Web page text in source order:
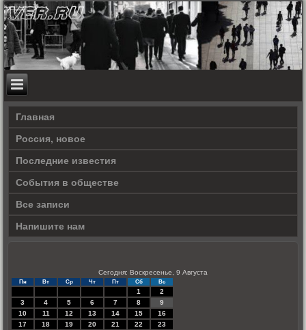
Главная
Россия, новое
Последние известия
События в обществе
Все записи
Напишите нам
Сегодня: Воскресенье, 9 Августа
Пн Вт Ср Чт Пт Сб Вс
1
2
3
4 5 6 7 8
9
10
11 12 13 14 15
16
17
18 19 20 21 22
23